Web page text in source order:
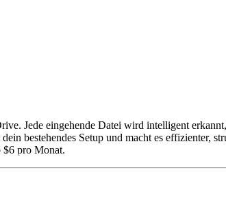
Jede eingehende Datei wird intelligent
bestehendes Setup und macht es effizienter,
$6 pro Monat.